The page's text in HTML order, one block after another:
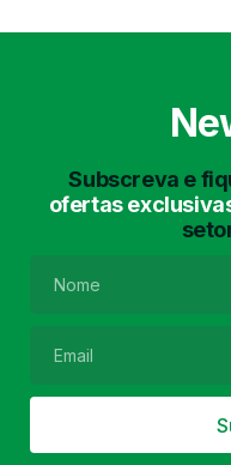
Subscreva e
ofertas
Lavagem de
Filtro de